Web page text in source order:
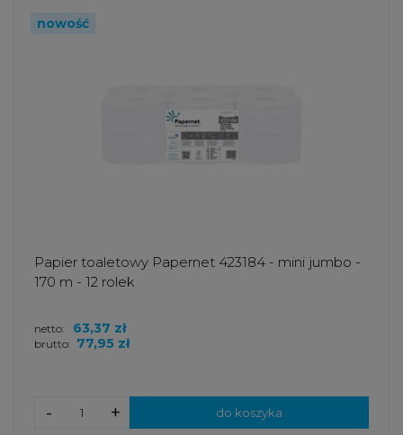
Papier toaletowy Papernet 423184 - mini jumbo -
170 m - 12 rolek
brutto: 77,95 zł
netto: 63,37 zł
+
- do koszyka
nowość